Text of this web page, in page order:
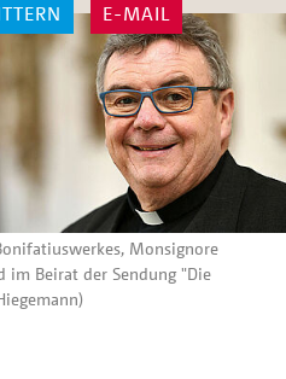
E-MAIL
Monsignore
im Beirat der Sendung "Die